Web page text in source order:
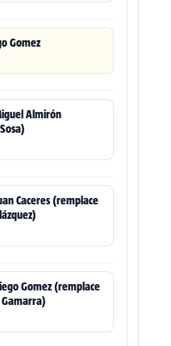
Gomez
Almirón
Caceres (remplace
Gomez (remplace